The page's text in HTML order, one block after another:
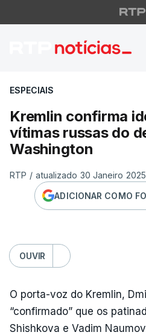
Kremlin
ESPECIAIS
Kremlin confirma
vítimas russas do
Washington
RTP / atualizado 30 Janeiro
ADICIONAR COMO
OUVIR
O porta-voz do Kremlin,
“confirmado” que os
Shishkova e Vadim